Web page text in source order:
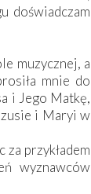
doświadczam
muzycznej, a
mnie do
i Jego Matkę,
i Maryi w
za przykładem
wyznawców